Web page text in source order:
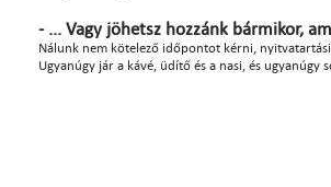
- ... Vagy jöhetsz hozzánk bármikor,
Nálunk nem kötelező időpontot kérni,
Ugyanúgy jár a kávé, üdítő és a nasi, és